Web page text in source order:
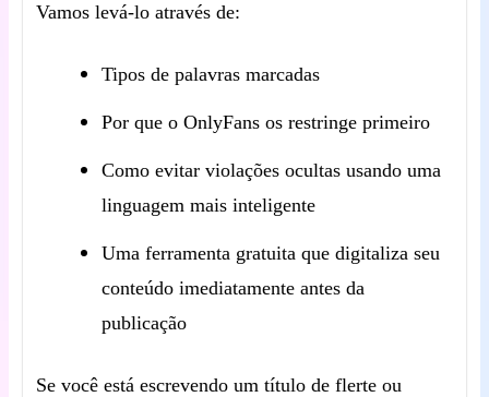
Vamos levá-lo através de:
Tipos de palavras marcadas
Por que o OnlyFans os restringe primeiro
Como evitar violações ocultas usando uma
linguagem mais inteligente
Uma ferramenta gratuita que digitaliza seu
conteúdo imediatamente antes da
publicação
Se você está escrevendo um título de flerte ou